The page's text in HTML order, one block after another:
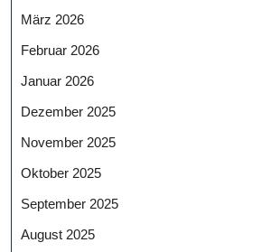
März 2026
Februar 2026
Januar 2026
Dezember 2025
November 2025
Oktober 2025
September 2025
August 2025